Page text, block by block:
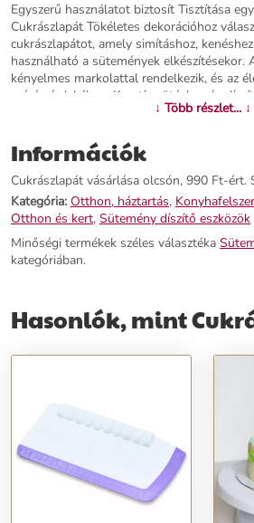
Egyszerű használatot biztosít Tisztítása
Cukrászlapát Tökéletes dekorációhoz
cukrászlapátot, amely simításhoz,
használható a sütemények elkészítésekor.
kényelmes markolattal rendelkezik, és az
mérés érdekében. Kreatív sütéshez és
segédeszköz. Főbb jellemzők: Tésztához,
↓ Több részlet... ↓
Információk
Cukrászlapát vásárlása olcsón, 990 Ft-ért.
Kategória: Otthon, háztartás,
Otthon és kert, Sütemény díszítő eszközök
Minőségi termékek széles választéka
kategóriában.
Hasonlók, mint